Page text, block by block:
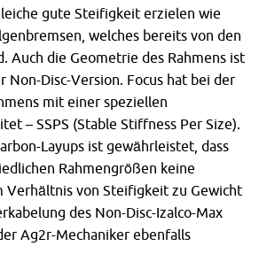
gute Steifigkeit erzielen wie
welches bereits von den
Auch die Geometrie des Rahmens ist
Non-Disc-Version. Focus hat bei der
mit einer speziellen
– SSPS (Stable Stiffness Per Size).
Layups ist gewährleistet, dass
Rahmengrößen keine
Verhältnis von Steifigkeit zu Gewicht
des Non-Disc-Izalco-Max
Ag2r-Mechaniker ebenfalls